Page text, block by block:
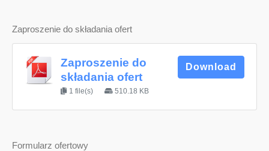
Zaproszenie do składania ofert
Zaproszenie do
składania ofert
1 file(s) 510.18 KB
Download
Formularz ofertowy